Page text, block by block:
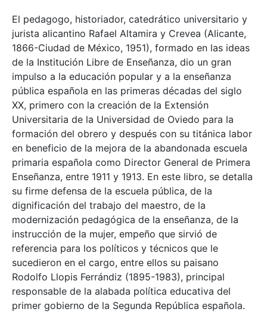
El pedagogo, historiador, catedrático universitario y
jurista alicantino Rafael Altamira y Crevea (Alicante,
1866-Ciudad de México, 1951), formado en las ideas
de la Institución Libre de Enseñanza, dio un gran
impulso a la educación popular y a la enseñanza
pública española en las primeras décadas del siglo
XX, primero con la creación de la Extensión
Universitaria de la Universidad de Oviedo para la
formación del obrero y después con su titánica labor
en beneficio de la mejora de la abandonada escuela
primaria española como Director General de Primera
Enseñanza, entre 1911 y 1913. En este libro, se detalla
su firme defensa de la escuela pública, de la
dignificación del trabajo del maestro, de la
modernización pedagógica de la enseñanza, de la
instrucción de la mujer, empeño que sirvió de
referencia para los políticos y técnicos que le
sucedieron en el cargo, entre ellos su paisano
Rodolfo Llopis Ferrándiz (1895-1983), principal
responsable de la alabada política educativa del
primer gobierno de la Segunda República española.